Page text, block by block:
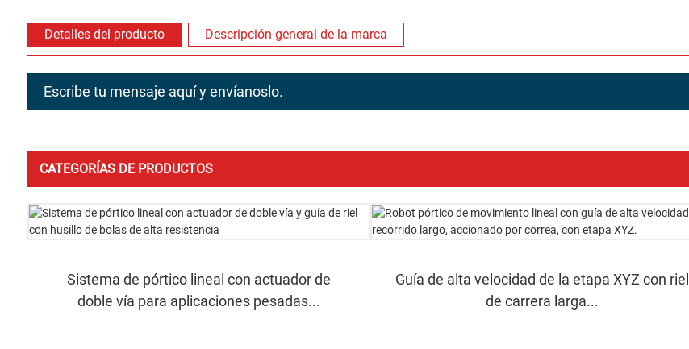
Detalles del producto Descripción general de la marca
Escribe tu mensaje aquí y envíanoslo.
CATEGORÍAS DE PRODUCTOS
Sistema de pórtico lineal con actuador de
doble vía para aplicaciones pesadas...
Guía de alta velocidad de la etapa XYZ con riel
de carrera larga...